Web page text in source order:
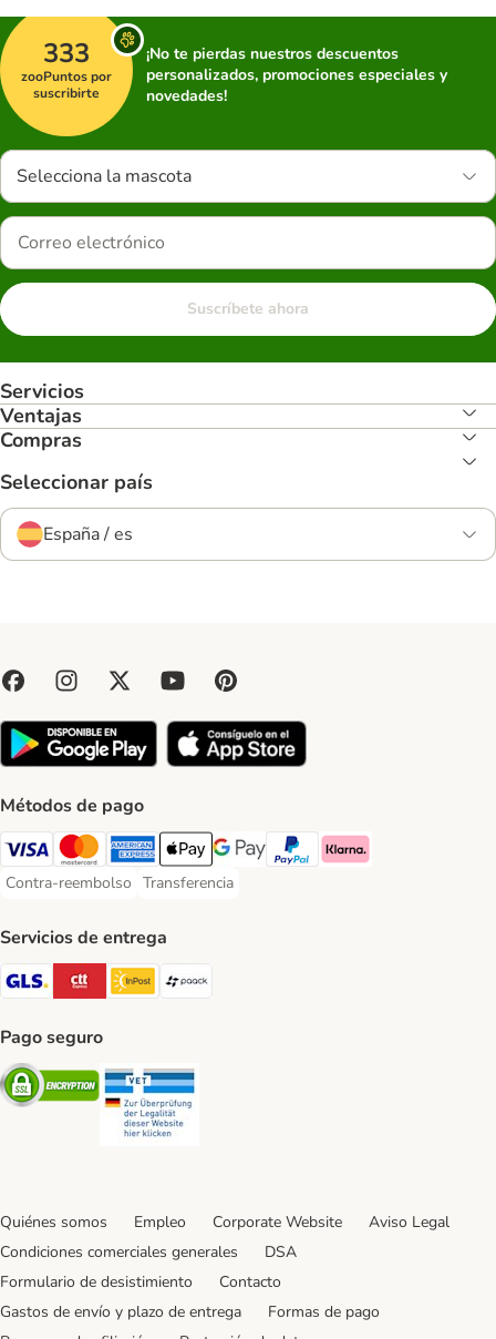
333
zooPuntos por
suscribirte
¡No te pierdas nuestros descuentos
personalizados, promociones especiales y
novedades!
Selecciona la mascota
Suscríbete ahora
Servicios
Ventajas
Compras
Seleccionar país
España / es
Métodos de pago
Visa Payment Method
Mastercard Payment Method
American Express Payment Method
Apple Pay Payment Method
Google Pay Payment Method
PayPal Payment Method
Klarna Payment Method
Contra-reembolso
Contra-reembolso Payment Method
Transferencia
Transferencia Payment Method
Servicios de entrega
GLS Shipping Method
CTTExpress Shipping Method
InPost Shipping Method
paack Shipping Method
Pago seguro
Security
Quiénes somos Empleo Corporate Website
Aviso Legal
Condiciones comerciales generales
DSA
Formulario de desistimiento
Contacto
Gastos de envío y plazo de entrega
Formas de pago